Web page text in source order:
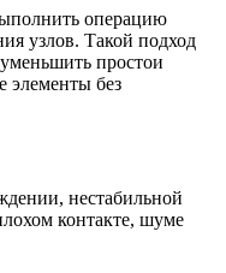
операцию
узлов. Такой подход
простои
элементы без
нестабильной
контакте, шуме